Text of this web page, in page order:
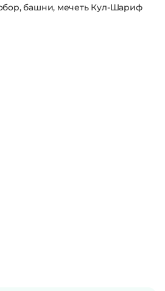
башни, мечеть Кул-Шариф